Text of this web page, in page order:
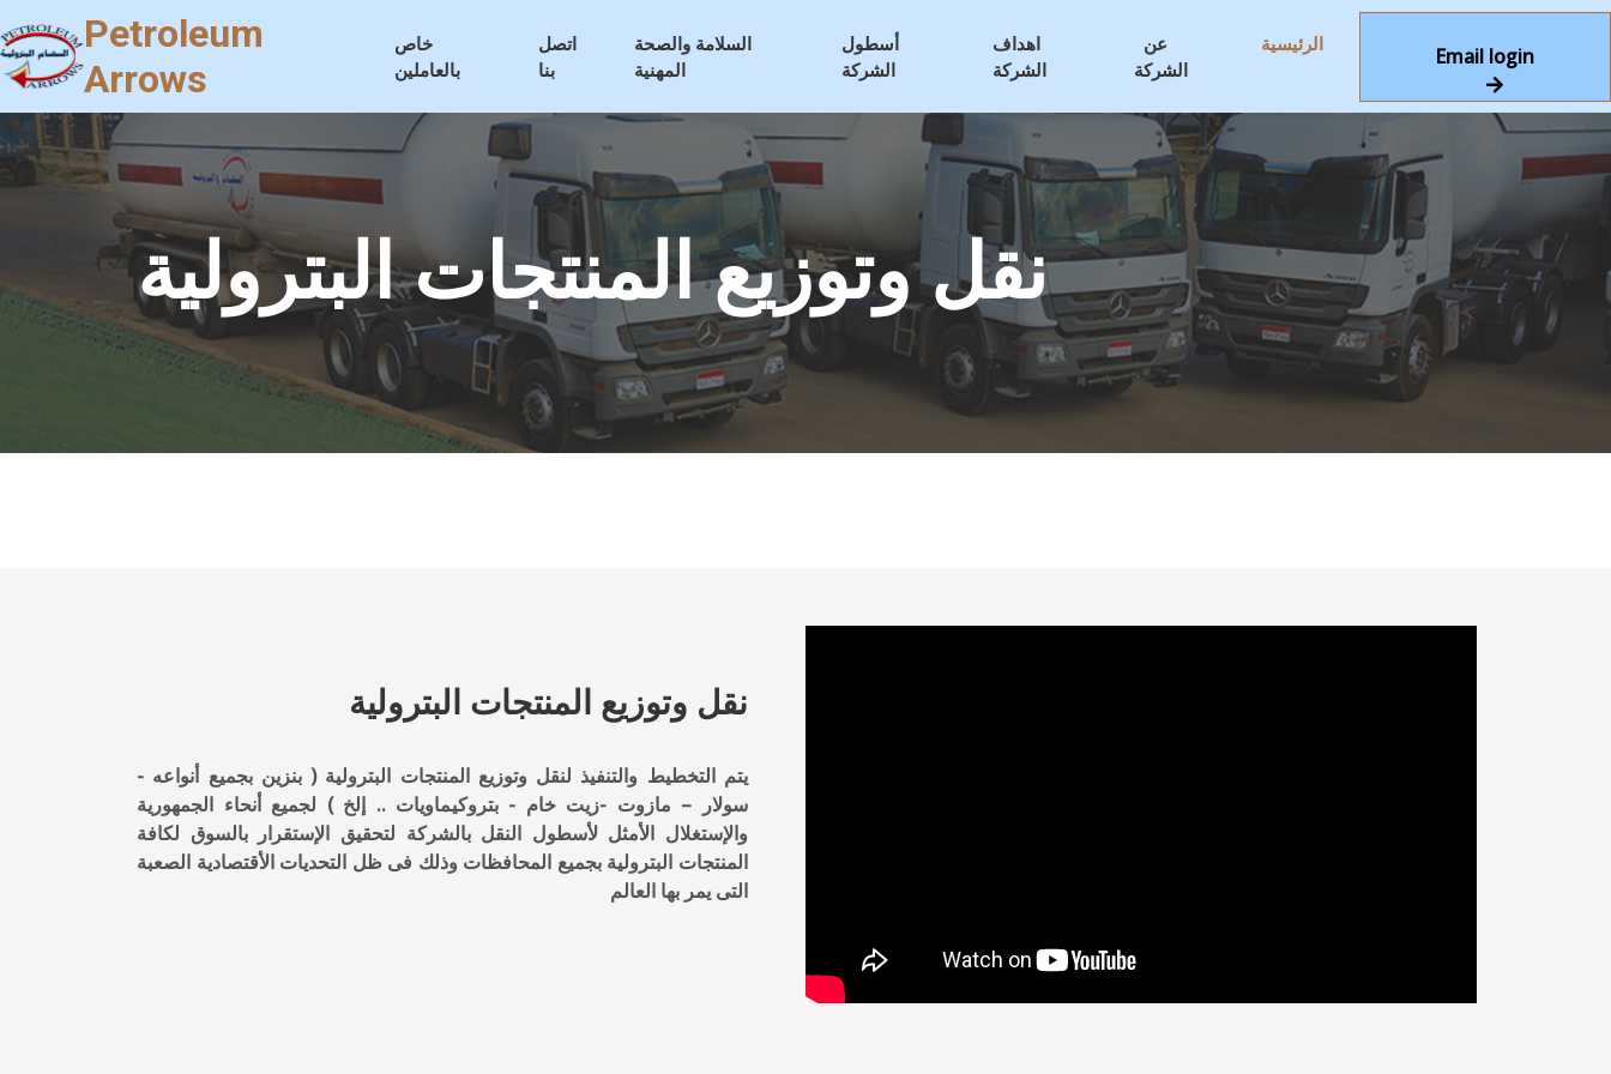
Petroleum
Arrows
خاص
بالعاملين
اتصل
بنا
السلامة والصحة
المهنية
أسطول
الشركة
اهداف
الشركة
عن
الشركة
الرئيسية Email login
نقل وتوزيع المنتجات البترولية
نقل وتوزيع المنتجات البترولية
يتم التخطيط والتنفيذ لنقل وتوزيع المنتجات البترولية ( بنزين بجميع أنواعه -
سولار – مازوت -زيت خام - بتروكيماويات .. إلخ ) لجميع أنحاء الجمهورية
والإستغلال الأمثل لأسطول النقل بالشركة لتحقيق الإستقرار بالسوق لكافة
المنتجات البترولية بجميع المحافظات وذلك فى ظل التحديات الأقتصادية الصعبة
التى يمر بها العالم